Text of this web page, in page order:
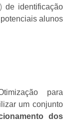
de identificação
alunos
para
um conjunto
dos